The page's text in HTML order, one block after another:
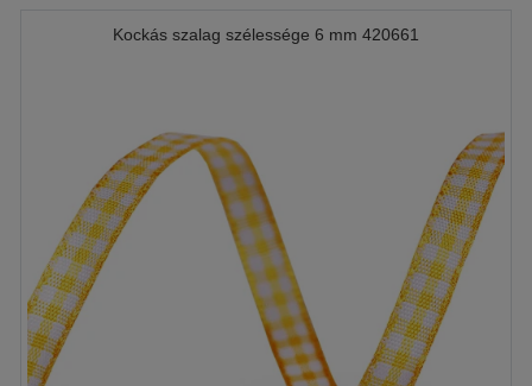
Kockás szalag szélessége 6 mm 420661